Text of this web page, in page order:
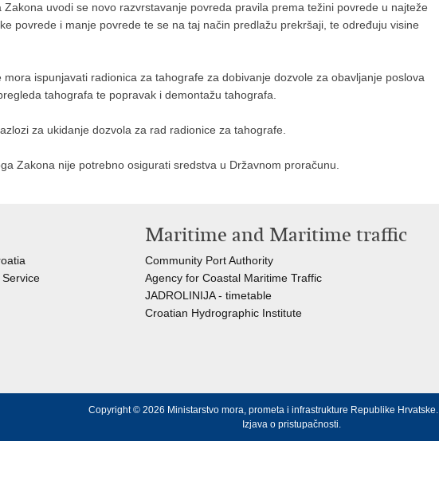
uvodi se novo razvrstavanje povreda pravila prema težini povrede u najteže
povrede i manje povrede te se na taj način predlažu prekršaji, te određuju visine
mora ispunjavati radionica za tahografe za dobivanje dozvole za obavljanje poslova
tahografa te popravak i demontažu tahografa.
za ukidanje dozvola za rad radionice za tahografe.
Zakona nije potrebno osigurati sredstva u Državnom proračunu.
Maritime and Maritime traffic
Community Port Authority
Agency for Coastal Maritime Traffic
JADROLINIJA - timetable
Croatian Hydrographic Institute
Copyright © 2026 Ministarstvo mora, prometa i infrastrukture Republike Hrvatske.
Izjava o pristupačnosti.